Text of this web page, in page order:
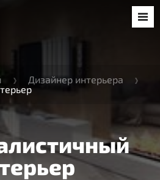
Дизайнер интерьера